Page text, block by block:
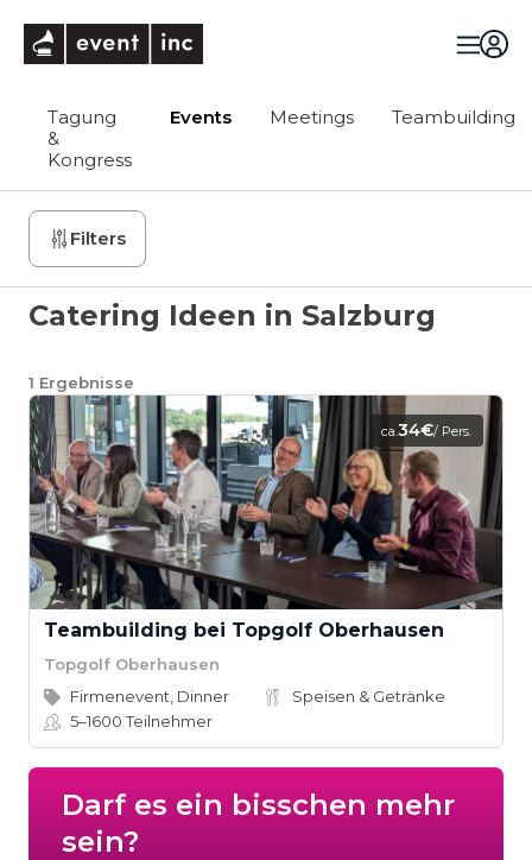
Tagung
&
Kongress
Events Meetings Teambuilding
Filters
Catering Ideen in Salzburg
1 Ergebnisse
ca.34€/ Pers.
Teambuilding bei Topgolf Oberhausen
Topgolf Oberhausen
Firmenevent, Dinner
Speisen & Getränke
5–1600Teilnehmer
Darf es ein bisschen mehr
sein?